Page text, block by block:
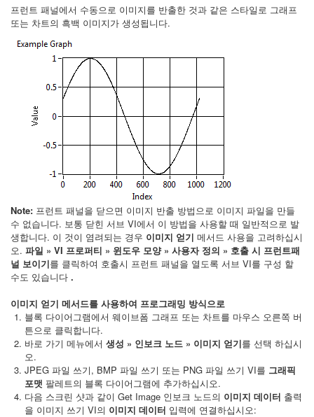
프런트 패널에서 수동으로 이미지를 반출한 것과 같은 스타일로 그래프
또는 차트의 흑백 이미지가 생성됩니다.
Note: 프런트 패널을 닫으면 이미지 반출 방법으로 이미지 파일을 만들
수 없습니다. 보통 닫힌 서브 VI에서 이 방법을 사용할 때 일반적으로 발
생합니다. 이 것이 염려되는 경우 이미지 얻기 메서드 사용을 고려하십시
오. 파일 » VI 프로퍼티 » 윈도우 모양 » 사용자 정의 » 호출 시 프런트패
널 보이기를 클릭하여 호출시 프런트 패널을 열도록 서브 VI를 구성 할
수도 있습니다 .
이미지 얻기 메서드를 사용하여 프로그래밍 방식으로
블록 다이어그램에서 웨이브폼 그래프 또는 차트를 마우스 오른쪽 버
튼으로 클릭합니다.
바로 가기 메뉴에서 생성 » 인보크 노드 » 이미지 얻기를 선택 하십시
오.
JPEG 파일 쓰기, BMP 파일 쓰기 또는 PNG 파일 쓰기 VI를 그래픽
포맷 팔레트의 블록 다이어그램에 추가하십시오.
다음 스크린 샷과 같이 Get Image 인보크 노드의 이미지 데이터 출력
을 이미지 쓰기 VI의 이미지 데이터 입력에 연결하십시오: